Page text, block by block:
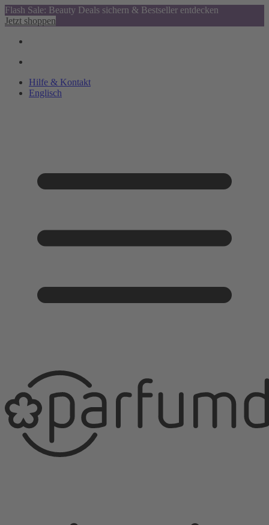
Flash Sale: Beauty Deals sichern & Bestseller entdecken
Jetzt shoppen
Hilfe & Kontakt
Englisch